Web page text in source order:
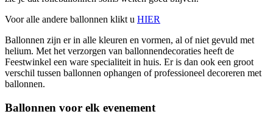
Voor alle andere ballonnen klikt u HIER
Ballonnen zijn er in alle kleuren en vormen, al of niet gevuld met
helium. Met het verzorgen van ballonnendecoraties heeft de
Feestwinkel een ware specialiteit in huis. Er is dan ook een groot
verschil tussen ballonnen ophangen of professioneel decoreren met
ballonnen.
Ballonnen voor elk evenement